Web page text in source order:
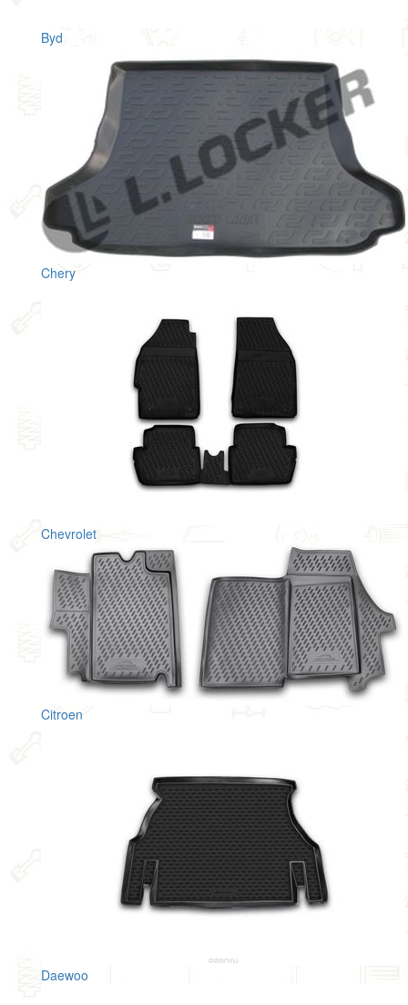
Byd
Chery
Chevrolet
Citroen
Daewoo